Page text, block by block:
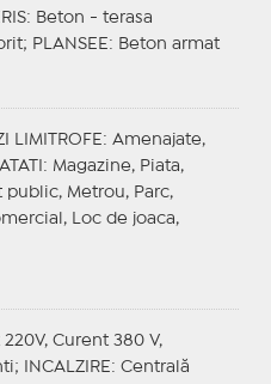
: Beton - terasa
PLANSEE : Beton armat
LIMITROFE : Amenajate,
: Magazine, Piata,
public, Metrou, Parc,
Loc de joaca,
Curent 380 V,
INCALZIRE : Centrală